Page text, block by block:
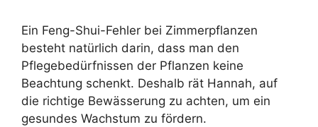
Ein Feng-Shui-Fehler bei Zimmerpflanzen
besteht natürlich darin, dass man den
Pflegebedürfnissen der Pflanzen keine
Beachtung schenkt. Deshalb rät Hannah, auf
die richtige Bewässerung zu achten, um ein
gesundes Wachstum zu fördern.